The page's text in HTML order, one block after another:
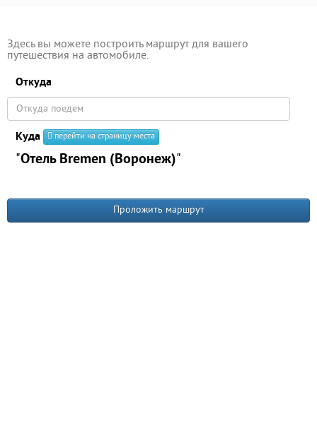
Здесь вы можете построить маршрут для вашего
путешествия на автомобиле.
Откуда
Куда перейти на страницу места
"Отель Bremen (Воронеж)"
Проложить маршрут